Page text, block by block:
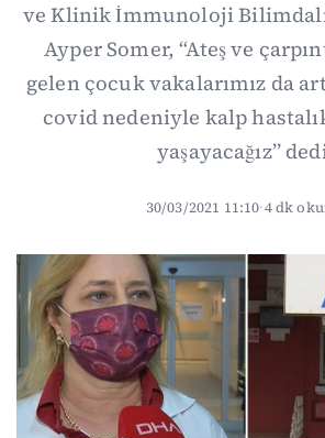
ve Klinik İmmunoloji
Ayper Somer, “Ateş ve
gelen çocuk vakalarımız da
covid nedeniyle kalp
yaşayacağız”
30/03/2021 11:10·4 dk